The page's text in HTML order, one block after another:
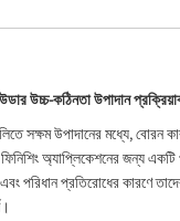
উচ্চ-কঠিনতা উপাদান
সক্ষম উপাদানের মধ্যে, বোরন
ফিনিশিং অ্যাপ্লিকেশনের জন্য
পরিধান প্রতিরোধের কারণে